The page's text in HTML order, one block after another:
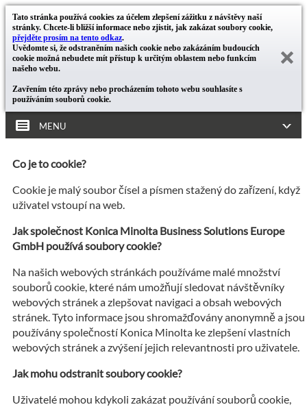
Tato stránka používá cookies za účelem zlepšení zážitku z návštěvy naší
stránky. Chcete-li bližší informace nebo zjistit, jak zakázat soubory cookie,
přejděte prosím na tento odkaz.
Uvědomte si, že odstraněním našich cookie nebo zakázáním budoucích
cookie možná nebudete mít přístup k určitým oblastem nebo funkcím
našeho webu.
Zavřením této zprávy nebo procházením tohoto webu souhlasíte s
používáním souborů cookie.
MENU
Co je to cookie?
Cookie je malý soubor čísel a písmen stažený do zařízení, když
uživatel vstoupí na web.
Jak společnost Konica Minolta Business Solutions Europe
GmbH používá soubory cookie?
Na našich webových stránkách používáme malé množství
souborů cookie, které nám umožňují sledovat návštěvníky
webových stránek a zlepšovat navigaci a obsah webových
stránek. Tyto informace jsou shromažďovány anonymně a jsou
používány společností Konica Minolta ke zlepšení vlastních
webových stránek a zvýšení jejich relevantnosti pro uživatele.
Jak mohu odstranit soubory cookie?
Uživatelé mohou kdykoli zakázat používání souborů cookie,